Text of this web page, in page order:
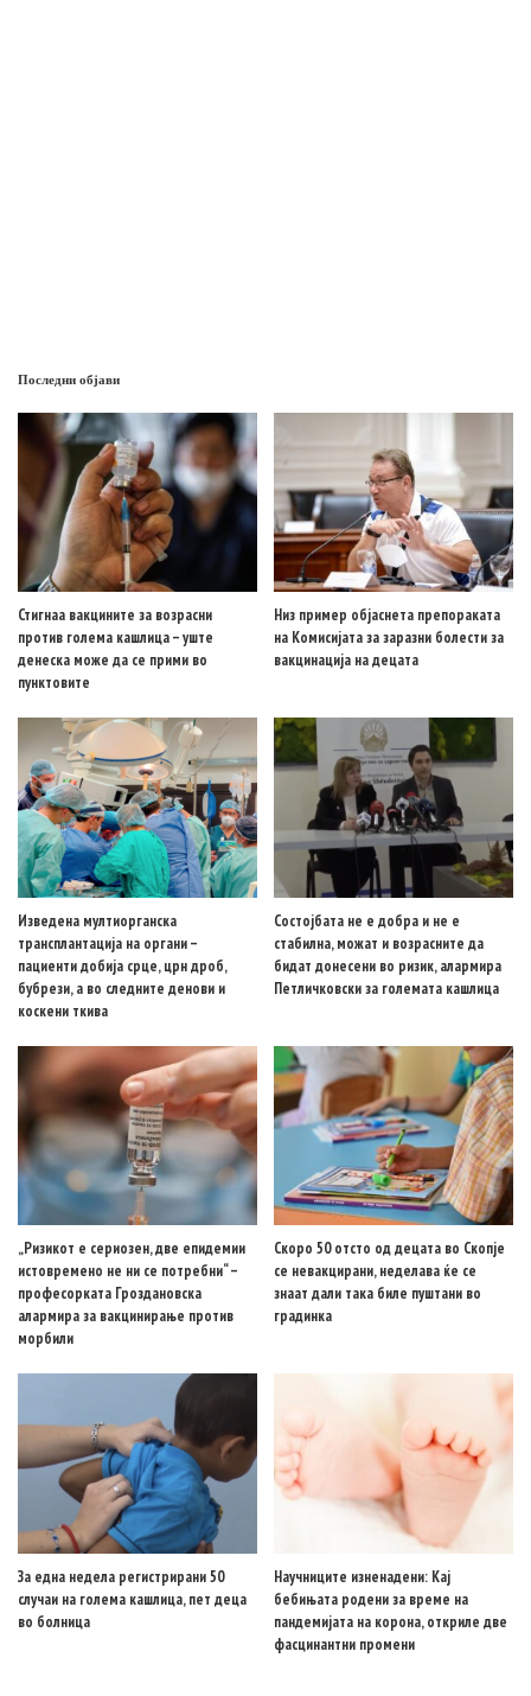
Последни објави
Стигнаа вакцините за возрасни
против голема кашлица – уште
денеска може да се прими во
пунктовите
Низ пример објаснета препораката
на Комисијата за заразни болести за
вакцинација на децата
Изведена мултиорганска
трансплантација на органи –
пациенти добија срце, црн дроб,
бубрези, а во следните денови и
коскени ткива
Состојбата не е добра и не е
стабилна, можат и возрасните да
бидат донесени во ризик, алармира
Петличковски за големата кашлица
„Ризикот е сериозен, две епидемии
истовремено не ни се потребни“ –
професорката Гроздановска
алармира за вакцинирање против
морбили
Скоро 50 отсто од децата во Скопје
се невакцирани, неделава ќе се
знаат дали така биле пуштани во
градинка
За една недела регистрирани 50
случаи на голема кашлица, пет деца
во болница
Научниците изненадени: Кај
бебињата родени за време на
пандемијата на корона, откриле две
фасцинантни промени